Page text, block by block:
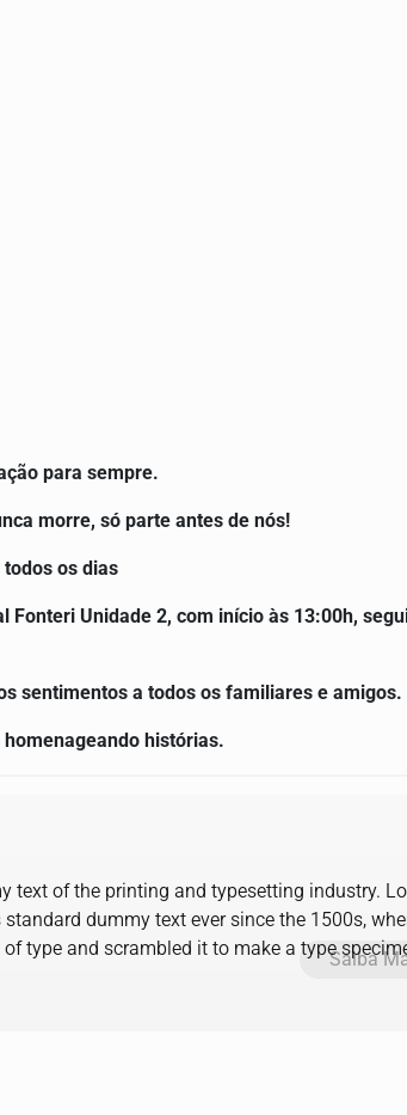
para sempre.
morre, só parte antes de nós!
os dias
Unidade 2, com início às 13:00h,
sentimentos a todos os familiares e amigos.
histórias.
text of the printing and typesetting industry.
dummy text ever since the 1500s,
type and scrambled it to make a typeSaiba